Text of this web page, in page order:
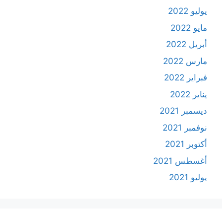
يوليو 2022
مايو 2022
أبريل 2022
مارس 2022
فبراير 2022
يناير 2022
ديسمبر 2021
نوفمبر 2021
أكتوبر 2021
أغسطس 2021
يوليو 2021